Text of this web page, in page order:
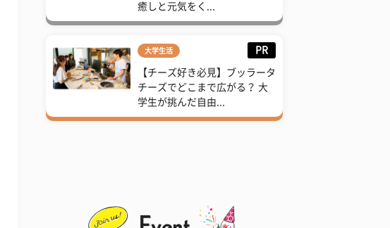
癒しと元気をく...
大学生活 PR
【チーズ好き必見】ブッラータ
チーズでどこまで広がる？ 大
学生が挑んだ自由...